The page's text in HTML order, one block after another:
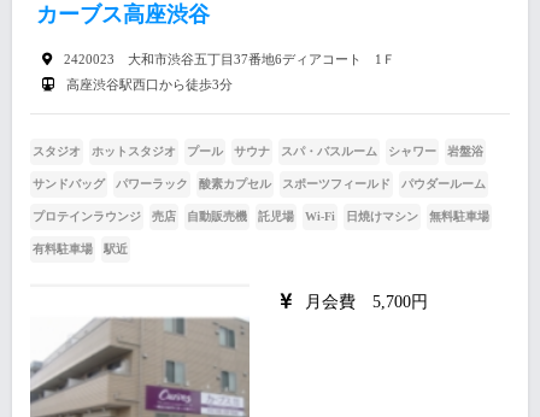
カーブス高座渋谷
2420023 大和市渋谷五丁目37番地6ディアコート 1Ｆ
高座渋谷駅西口から徒歩3分
スタジオ ホットスタジオ プール サウナ スパ・バスルーム シャワー 岩盤浴
サンドバッグ パワーラック 酸素カプセル スポーツフィールド パウダールーム
プロテインラウンジ 売店 自動販売機 託児場 Wi-Fi 日焼けマシン 無料駐車場
有料駐車場 駅近
月会費 5,700円